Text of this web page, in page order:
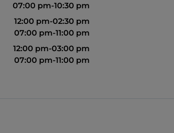
07:00 pm-10:30 pm
12:00 pm-02:30 pm
07:00 pm-11:00 pm
12:00 pm-03:00 pm
07:00 pm-11:00 pm